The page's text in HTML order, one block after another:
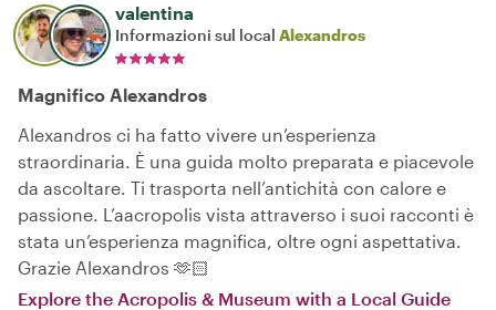
valentina
Informazioni sul local Alexandros
Magnifico Alexandros
Alexandros ci ha fatto vivere un’esperienza
straordinaria. È una guida molto preparata e piacevole
da ascoltare. Ti trasporta nell’antichità con calore e
passione. L’aacropolis vista attraverso i suoi racconti è
stata un’esperienza magnifica, oltre ogni aspettativa.
Grazie Alexandros 🫶🏻
Explore the Acropolis & Museum with a Local Guide